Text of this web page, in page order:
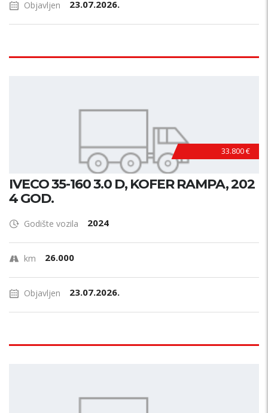
Objavljen 23.07.2026.
33.800 €
IVECO 35-160 3.0 D, KOFER RAMPA, 202
4 GOD.
Godište vozila 2024
km 26.000
Objavljen 23.07.2026.